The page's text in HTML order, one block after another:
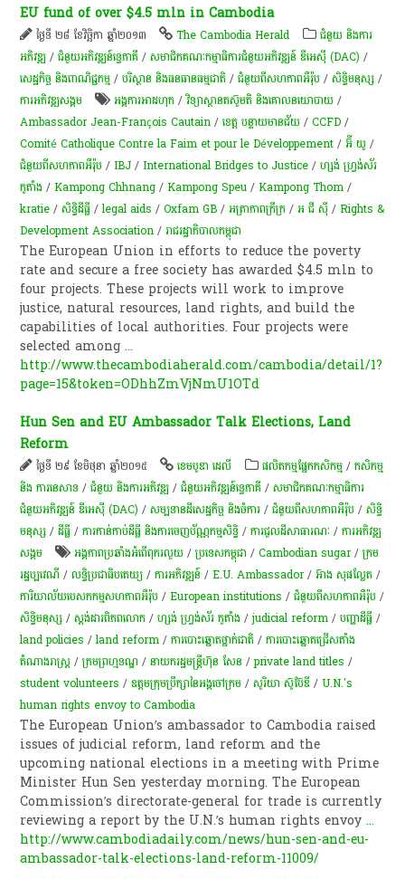
EU fund of over $4.5 mln in Cambodia
ថ្ងៃទី ២៨ ខែវិច្ឆិកា ឆ្នាំ២០១៣ The Cambodia Herald
ជំនួយ និងការ
អភិវឌ្ឍ /ជំនួយអភិវឌ្ឍន៍ទ្វេភាគី /សមាជិកគណៈកម្មាធិការជំនួយអភិវឌ្ឍន៍ ឌីអេស៊ី (DAC) /
សេដ្ឋកិច្ច និងពាណិជ្ជកម្ម /បរិស្ថាន និងធនធានធម្មជាតិ /ជំនួយពីសហភាពអឺរ៉ុប /សិទ្ធិមនុស្ស /
ការ​អភិវឌ្ឍ​សង្គម
អង្គការអាដហុក /​វិទ្យាស្ថាន​តស៊ូ​មតិ និង​គោល​នយោបាយ /
Ambassador Jean-François Cautain /ខេត្ត បន្ទាយមានជ័យ /CCFD /
Comité Catholique Contre la Faim et pour le Développement /អ៊ី យូ /
ជំនួយពីសហភាពអឺរ៉ុប /IBJ /International Bridges to Justice /ហ្សង់ ហ្វ្រង់ស័រ
កូតាំង/Kampong Chhnang /Kampong Speu /Kampong Thom /
kratie /សិទ្ធិ​ដីធ្លី /legal aids /Oxfam GB /អត្រាភាពក្រីក្រ /អ ជី ស៊ី /Rights &
Development Association /រាជរដ្ឋាភិបាលកម្ពុជា
The European Union in efforts to reduce the poverty
rate and secure a free society has awarded $4.5 mln to
four projects. These projects will work to improve
justice, natural resources, land rights, and build the
capabilities of local authorities. Four projects were
selected among...
http://www.thecambodiaherald.com/cambodia/detail/1?
page=15&token=ODhhZmVjNmU1OTd
Hun Sen and EU Ambassador Talk Elections, Land
Reform
ថ្ងៃទី ២៩ ខែមិថុនា ឆ្នាំ២០១៥ ខេមបូឌា ដេលី ​ផលិតកម្ម​ផ្នែក​កសិកម្ម​ /កសិកម្ម​
និង​ ការ​នេ​សាទ​ /ជំនួយ និងការអភិវឌ្ឍ /ជំនួយអភិវឌ្ឍន៍ទ្វេភាគី /សមាជិកគណៈកម្មាធិការ
ជំនួយអភិវឌ្ឍន៍ ឌីអេស៊ី (DAC) /សម្បទានដីសេដ្ឋកិច្ច និងចំការ /ជំនួយពីសហភាពអឺរ៉ុប /សិទ្ធិ
មនុស្ស /ដីធ្លី /ការកាន់កាប់​ដីធ្លី និង​ការចេញ​ប័ណ្ណកម្មសិទ្ធិ​ /ការជួលដីសាធារណៈ /ការ​អភិវឌ្ឍ​
សង្គម
អង្គភាពប្រឆាំងអំពើពុករលួយ /ប្រទេសកម្ពុជា /Cambodian sugar/ក្រម​
រដ្ឋប្ប​វេណី /លទ្ធិប្រជាធិបតេយ្យ /ការអភិវឌ្ឍន៍ /E.U. Ambassador/អ៊ាង សុផល្លែត​ /
ការិយាល័យបេសកកម្មសហភាពអឺរ៉ុប /European institutions /ជំនួយពីសហភាពអឺរ៉ុប /
សិទ្ធិមនុស្ស /ស្តង់ដារ​​ពិភពលោក /ហ្សង់ ហ្វ្រង់ស័រ កូតាំង/judicial reform /បញ្ហា​ដី​ធ្លី​ /
land policies /land reform /ការបោះឆ្នោតថ្នាក់​ជាតិ /ការបោះឆ្នោត​ជ្រើស​តាំង​
តំណាងរាស្ត្រ​ /ក្រមព្រហ្មទណ្ឌ /នាយករដ្ឋមន្ត្រីហ៊ុន សែន /private land titles /
student volunteers /ឧត្តមក្រុមប្រឹក្សានៃអង្គចៅក្រម /សូរិយា ស៊ូប៊ែឌី​ /U.N.'s
human rights envoy to Cambodia
The European Union’s ambassador to Cambodia raised
issues of judicial reform, land reform and the
upcoming national elections in a meeting with Prime
Minister Hun Sen yesterday morning. The European
Commission’s directorate-general for trade is currently
reviewing a report by the U.N.’s human rights envoy...
http://www.cambodiadaily.com/news/hun-sen-and-eu-
ambassador-talk-elections-land-reform-11009/